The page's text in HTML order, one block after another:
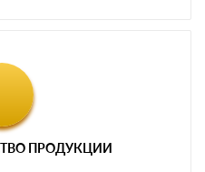
ПРОДУКЦИИ